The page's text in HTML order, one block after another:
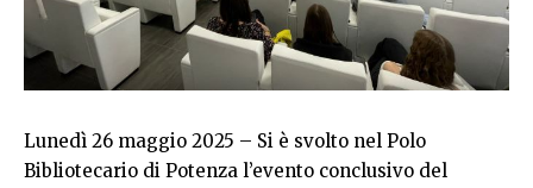
Lunedì 26 maggio 2025 – Si è svolto nel Polo
Bibliotecario di Potenza l’evento conclusivo del